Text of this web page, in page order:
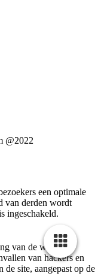
@2022
een optimale
van derden wordt
ingeschakeld.
van de website,
van hackers en
site, aangepast op de